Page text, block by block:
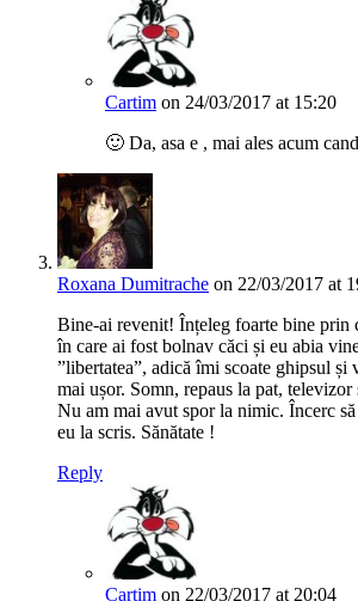
Cartim on 24/03/2017 at 15:20
🙂 Da, asa e , mai ales acum
Roxana Dumitrache on 22/03/2017 at
Bine-ai revenit! Înțeleg foarte bine prin
în care ai fost bolnav căci și eu abia
”libertatea”, adică îmi scoate ghipsul și
mai ușor. Somn, repaus la pat,
Nu am mai avut spor la nimic. Încerc
eu la scris. Sănătate !
Reply
Cartim on 22/03/2017 at 20:04